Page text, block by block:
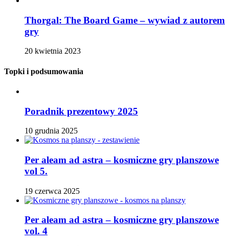
Thorgal: The Board Game – wywiad z autorem
gry
20 kwietnia 2023
Topki i podsumowania
Poradnik prezentowy 2025
10 grudnia 2025
Per aleam ad astra – kosmiczne gry planszowe
vol 5.
19 czerwca 2025
Per aleam ad astra – kosmiczne gry planszowe
vol. 4